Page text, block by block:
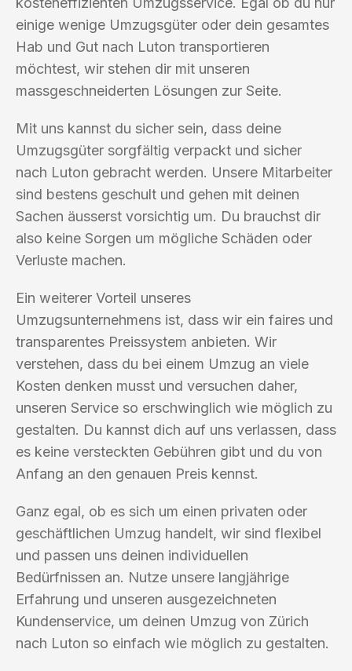
einige wenige Umzugsgüter oder dein gesamtes
Hab und Gut nach Luton transportieren
möchtest, wir stehen dir mit unseren
massgeschneiderten Lösungen zur Seite.
Mit uns kannst du sicher sein, dass deine
Umzugsgüter sorgfältig verpackt und sicher
nach Luton gebracht werden. Unsere Mitarbeiter
sind bestens geschult und gehen mit deinen
Sachen äusserst vorsichtig um. Du brauchst dir
also keine Sorgen um mögliche Schäden oder
Verluste machen.
Ein weiterer Vorteil unseres
Umzugsunternehmens ist, dass wir ein faires und
transparentes Preissystem anbieten. Wir
verstehen, dass du bei einem Umzug an viele
Kosten denken musst und versuchen daher,
unseren Service so erschwinglich wie möglich zu
gestalten. Du kannst dich auf uns verlassen, dass
es keine versteckten Gebühren gibt und du von
Anfang an den genauen Preis kennst.
Ganz egal, ob es sich um einen privaten oder
geschäftlichen Umzug handelt, wir sind flexibel
und passen uns deinen individuellen
Bedürfnissen an. Nutze unsere langjährige
Erfahrung und unseren ausgezeichneten
Kundenservice, um deinen Umzug von Zürich
nach Luton so einfach wie möglich zu gestalten.